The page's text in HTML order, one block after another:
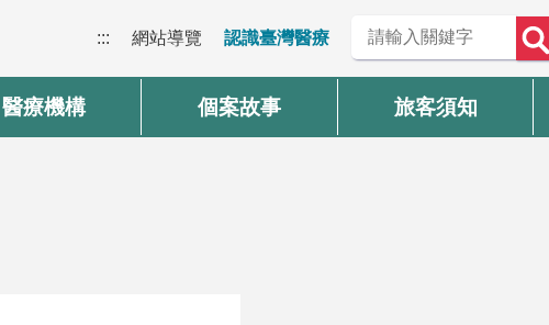
::: 網站導覽 認識臺灣醫療
醫療機構 個案故事 旅客須知